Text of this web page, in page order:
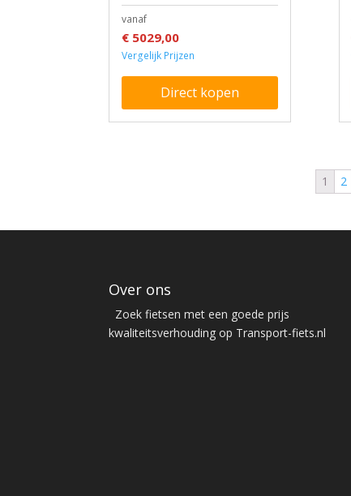
vanaf
€ 5029,00
Vergelijk Prijzen
Direct kopen
1 2
Over ons
Zoek fietsen met een goede prijs
kwaliteitsverhouding op Transport-fiets.nl